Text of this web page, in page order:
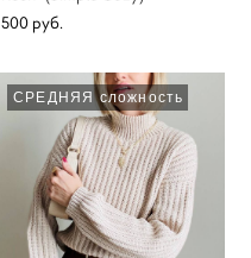
500 pуб.
СРЕДНЯЯ сложность